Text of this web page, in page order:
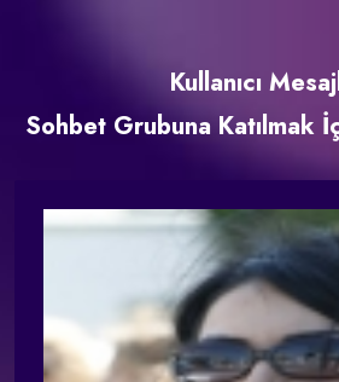
Kullanıcı
Sohbet Grubuna Katılmak